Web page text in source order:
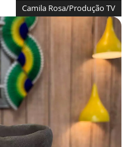
Camila Rosa/Produção TV